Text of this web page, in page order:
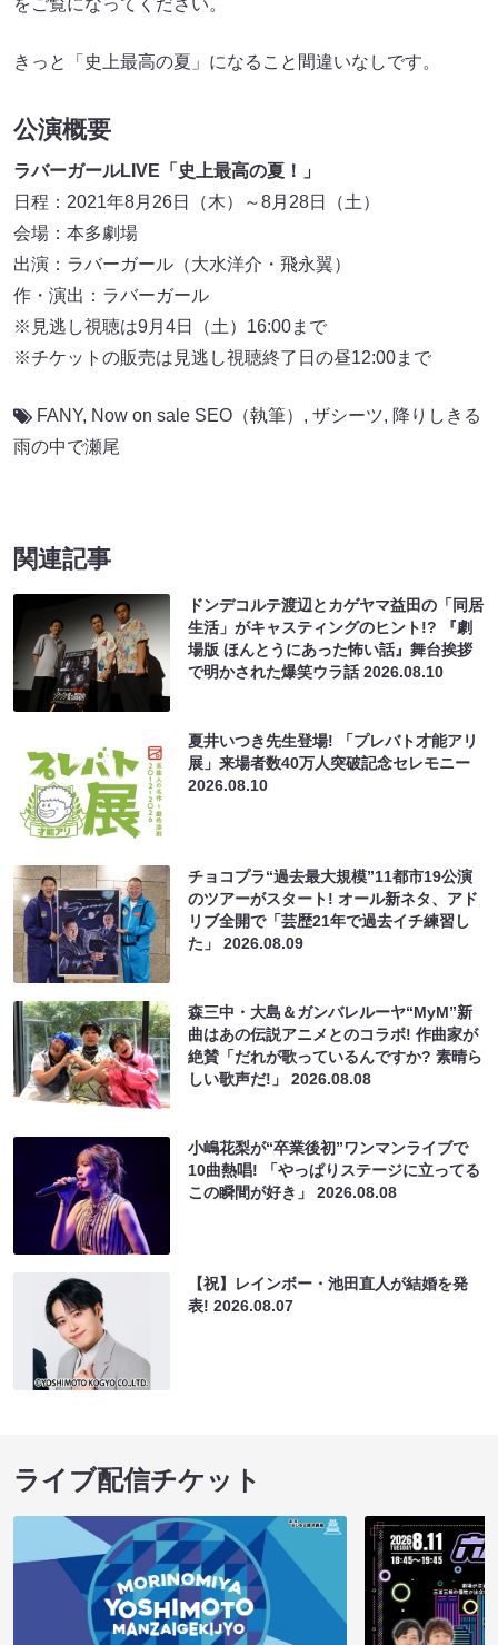
きっと「史上最高の夏」になること間違いなしです。
公演概要
ラバーガールLIVE「史上最高の夏！」
日程：2021年8月26日（木）～8月28日（土）
会場：本多劇場
出演：ラバーガール（大水洋介・飛永翼）
作・演出：ラバーガール
※見逃し視聴は9月4日（土）16:00まで
※チケットの販売は見逃し視聴終了日の昼12:00まで
FANY, Now on sale SEO（執筆） , ザシーツ, 降りしきる
雨の中で瀬尾
関連記事
ドンデコルテ渡辺とカゲヤマ益田の「同居
生活」がキャスティングのヒント!? 『劇
場版 ほんとうにあった怖い話』舞台挨拶
で明かされた爆笑ウラ話2026.08.10
夏井いつき先生登場! 「プレバト才能アリ
展」来場者数40万人突破記念セレモニー
2026.08.10
チョコプラ“過去最大規模”11都市19公演
のツアーがスタート! オール新ネタ、アド
リブ全開で「芸歴21年で過去イチ練習し
た」2026.08.09
森三中・大島＆ガンバレルーヤ“MyM”新
曲はあの伝説アニメとのコラボ! 作曲家が
絶賛「だれが歌っているんですか? 素晴ら
しい歌声だ!」2026.08.08
小嶋花梨が“卒業後初”ワンマンライブで
10曲熱唱! 「やっぱりステージに立ってる
この瞬間が好き」2026.08.08
【祝】レインボー・池田直人が結婚を発
表!2026.08.07
ライブ配信チケット